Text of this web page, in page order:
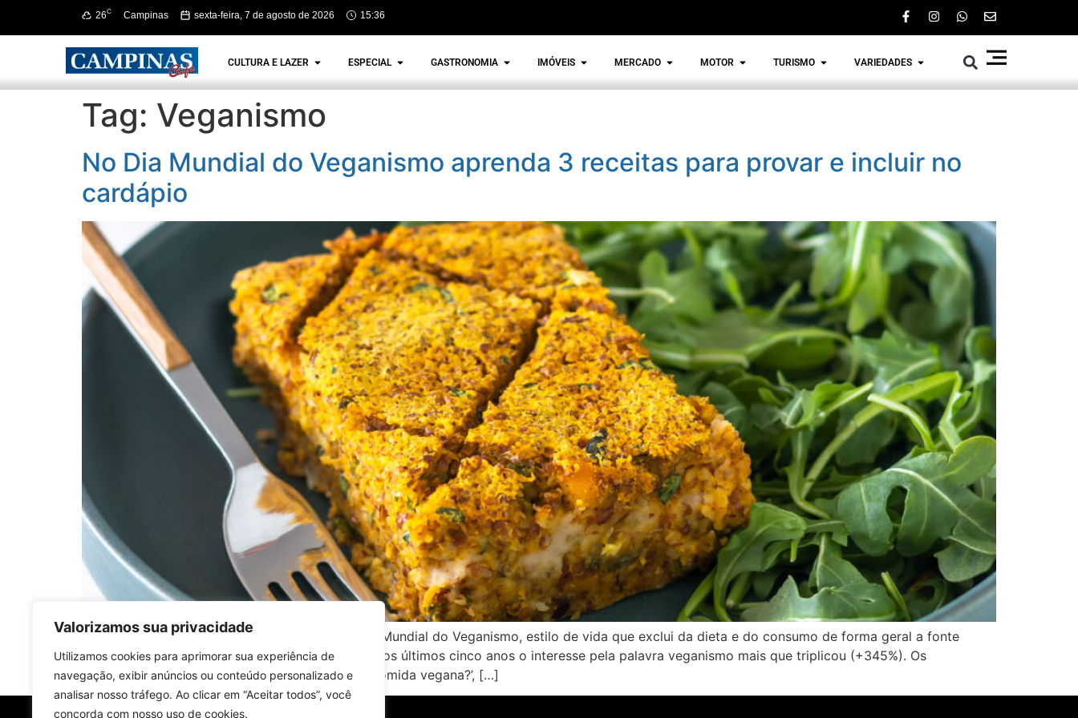
Valorizamos sua privacidade
Utilizamos cookies para aprimorar sua experiência de
navegação, exibir anúncios ou conteúdo personalizado e
analisar nosso tráfego. Ao clicar em “Aceitar todos”, você
concorda com nosso uso de cookies.
26C Campinas sexta-feira, 7 de agosto de 2026 15:36
CULTURA E LAZER ESPECIAL GASTRONOMIA IMÓVEIS MERCADO MOTOR TURISMO VARIEDADES
Tag: Veganismo
No Dia Mundial do Veganismo aprenda 3 receitas para provar e incluir no
cardápio
Nesta segunda-feira (dia 1º) comemora-se o Dia Mundial do Veganismo, estilo de vida que exclui da dieta e do consumo de forma geral a fonte
animal. Um levantamento do Google revela que nos últimos cinco anos o interesse pela palavra veganismo mais que triplicou (+345%). Os
internautas elaboram perguntas como ‘O que é comida vegana?’, […]